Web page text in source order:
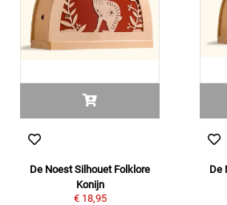
De Noest Silhouet Folklore
Konijn
€ 18,95
De